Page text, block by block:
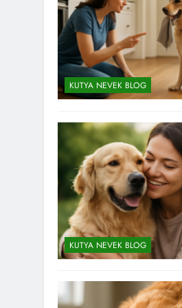
KUTYA NEVEK BLOG
KUTYA NEVEK BLOG